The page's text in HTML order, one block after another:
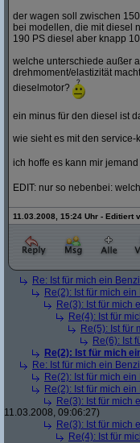
der wagen soll zwischen
bei modellen, die mit diesel
190 PS diesel aber knapp
welche unterschiede außer
drehmoment/elastizität
dieselmotor?
ein minus für den diesel ist
wie sieht es mit den
ich hoffe es kann mir
EDIT: nur so nebenbei:
11.03.2008, 15:24 Uhr - Editiert
Re: Ist für mich ein
Re(2): Ist für mich
Re(3): Ist für mich
Re(4): Ist für
Re(5): Ist für
Re(6): Ist
Re(2): Ist für mich
Re: Ist für mich ein
Re(2): Ist für mich
Re(2): Ist für mich
Re(3): Ist für mich
11.03.2008, 09:06:27)
Re(3): Ist für mich
Re(4): Ist für